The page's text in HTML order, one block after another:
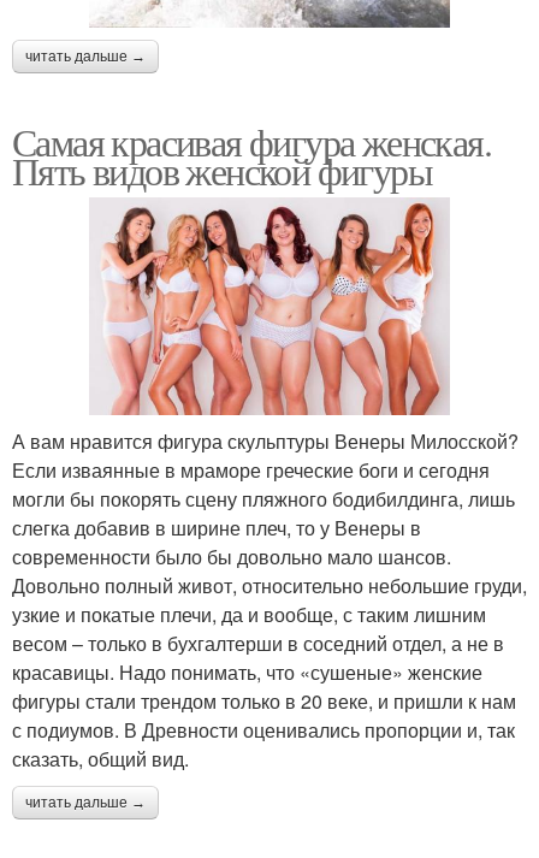
читать дальше →
Самая красивая фигура женская.
Пять видов женской фигуры
А вам нравится фигура скульптуры Венеры Милосской?
Если изваянные в мраморе греческие боги и сегодня
могли бы покорять сцену пляжного бодибилдинга, лишь
слегка добавив в ширине плеч, то у Венеры в
современности было бы довольно мало шансов.
Довольно полный живот, относительно небольшие груди,
узкие и покатые плечи, да и вообще, с таким лишним
весом – только в бухгалтерши в соседний отдел, а не в
красавицы. Надо понимать, что «сушеные» женские
фигуры стали трендом только в 20 веке, и пришли к нам
с подиумов. В Древности оценивались пропорции и, так
сказать, общий вид.
читать дальше →